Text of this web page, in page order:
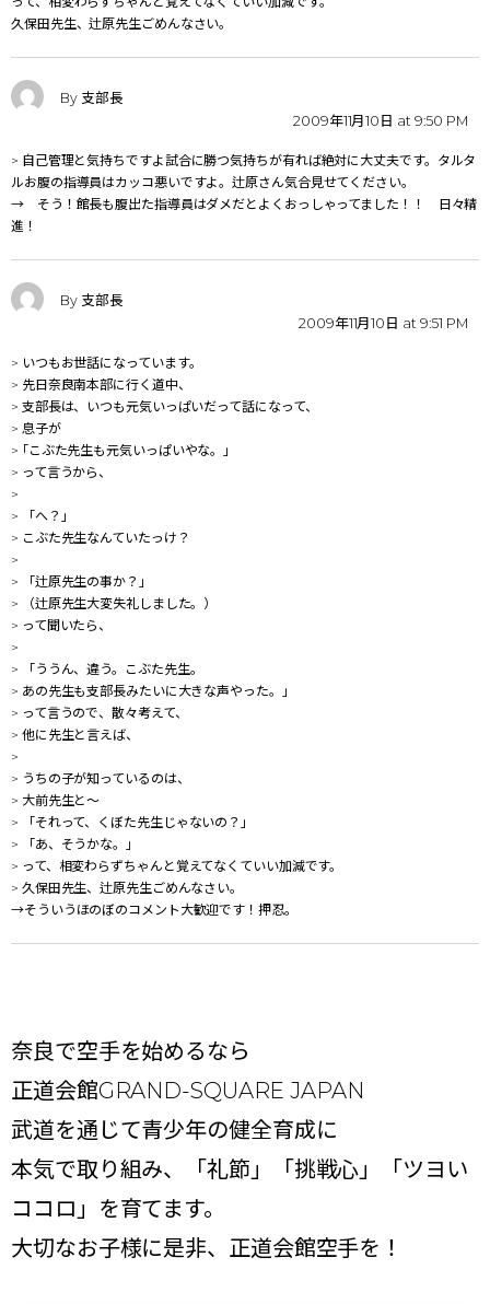
久保田先生、辻原先生ごめんなさい。
By 支部長
2009年11月10日 at 9:50 PM
> 自己管理と気持ちですよ試合に勝つ気持ちが有れば絶対に大丈夫です。 タルタ
ルお腹の指導員はカッコ悪いですよ。辻原さん気合見せてください。
→ そう！館長も腹出た指導員はダメだとよくおっしゃってました！！ 日々精
進！
By 支部長
2009年11月10日 at 9:51 PM
> いつもお世話になっています。
> 先日奈良南本部に行く道中、
> 支部長は、いつも元気いっぱいだって話になって、
> 息子が
> ｢こぶた先生も元気いっぱいやな。」
> って言うから、
>
> 「へ？」
> こぶた先生なんていたっけ？
>
> 「辻原先生の事か？」
> （辻原先生大変失礼しました。）
> って聞いたら、
>
> 「ううん、違う。こぶた先生。
> あの先生も支部長みたいに大きな声やった。」
> って言うので、散々考えて、
> 他に先生と言えば、
>
> うちの子が知っているのは、
> 大前先生と～
> 「それって、くぼた先生じゃないの？」
> 「あ、そうかな。」
> って、相変わらずちゃんと覚えてなくていい加減です。
> 久保田先生、辻原先生ごめんなさい。
→そういうほのぼのコメント大歓迎です！押忍。
奈良で空手を始めるなら
正道会館GRAND-SQUARE JAPAN
武道を通じて青少年の健全育成に
本気で取り組み、「礼節」「挑戦心」「ツヨい
ココロ」を育てます。
大切なお子様に是非、正道会館空手を！